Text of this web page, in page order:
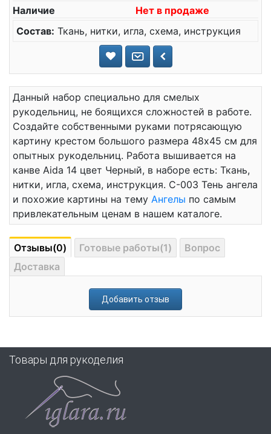
Наличие
Нет в продаже
Состав: Ткань, нитки, игла, схема, инструкция
Данный набор специально для смелых
рукодельниц, не боящихся сложностей в работе.
Создайте собственными руками потрясающую
картину крестом большого размера 48x45 см для
опытных рукодельниц. Работа вышивается на
канве Aida 14 цвет Черный, в наборе есть: Ткань,
нитки, игла, схема, инструкция. С-003 Тень ангела
и похожие картины на тему Ангелы по самым
привлекательным ценам в нашем каталоге.
Отзывы(0) Готовые работы(1)
Вопрос
Доставка
Добавить отзыв
Товары для рукоделия